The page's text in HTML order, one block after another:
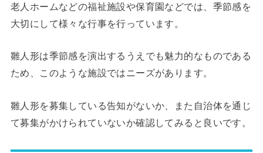
老人ホームなどの福祉施設や保育園などでは、季節感を
大切にして様々な行事を行っています。
雛人形は季節感を演出するうえでも魅力的なものである
ため、このような施設ではニーズがあります。
雛人形を募集している告知がないか、また自治体を通じ
て募集がかけられていないか確認してみると良いです。